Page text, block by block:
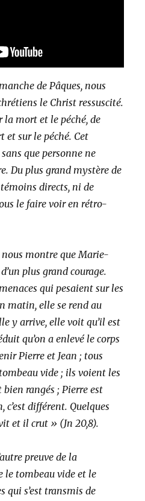
de Pâques, nous
le Christ ressuscité.
la mort et le péché, de
sur le péché. Cet
que personne ne
Du plus grand mystère de
directs, ni de
le faire voir en rétro-
nous montre que Marie-
plus grand courage.
qui pesaient sur les
matin, elle se rend au
y arrive, elle voit qu’il est
qu’on a enlevé le corps
Pierre et Jean ; tous
vide ; ils voient les
bien rangés ; Pierre est
c’est différent. Quelques
et il crut » (Jn 20,8).
preuve de la
le tombeau vide et le
qui s’est transmis de